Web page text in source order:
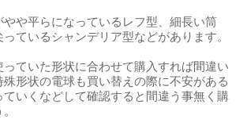
やや平らになっているレフ型、細長い筒
ているシャンデリア型などがあります。
ていた形状に合わせて購入すれば間違い
形状の電球も買い替えの際に不安がある
いくなどして確認すると間違う事無く購